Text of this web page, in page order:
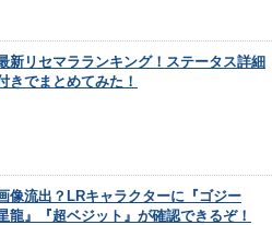
新リセマラランキング！ステータス詳細
きでまとめてみた！
像流出？LRキャラクターに『ゴジー
龍』『超ベジット』が確認できるぞ！